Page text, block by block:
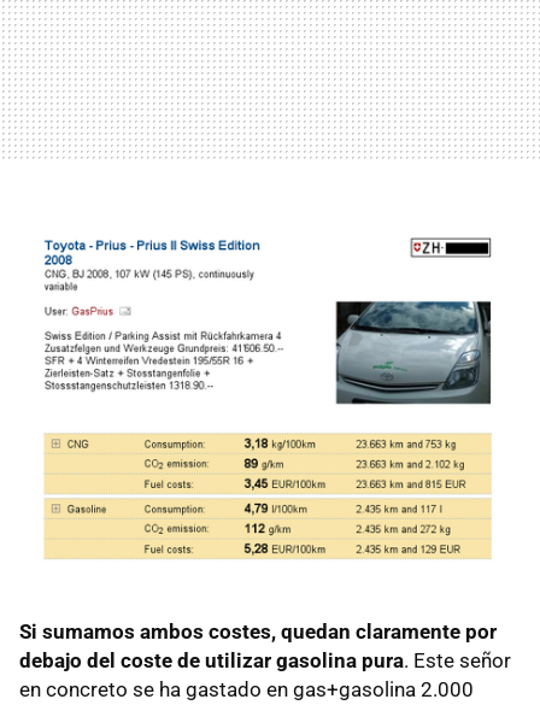
Si sumamos ambos costes, quedan claramente por
debajo del coste de utilizar gasolina pura. Este señor
en concreto se ha gastado en gas+gasolina 2.000